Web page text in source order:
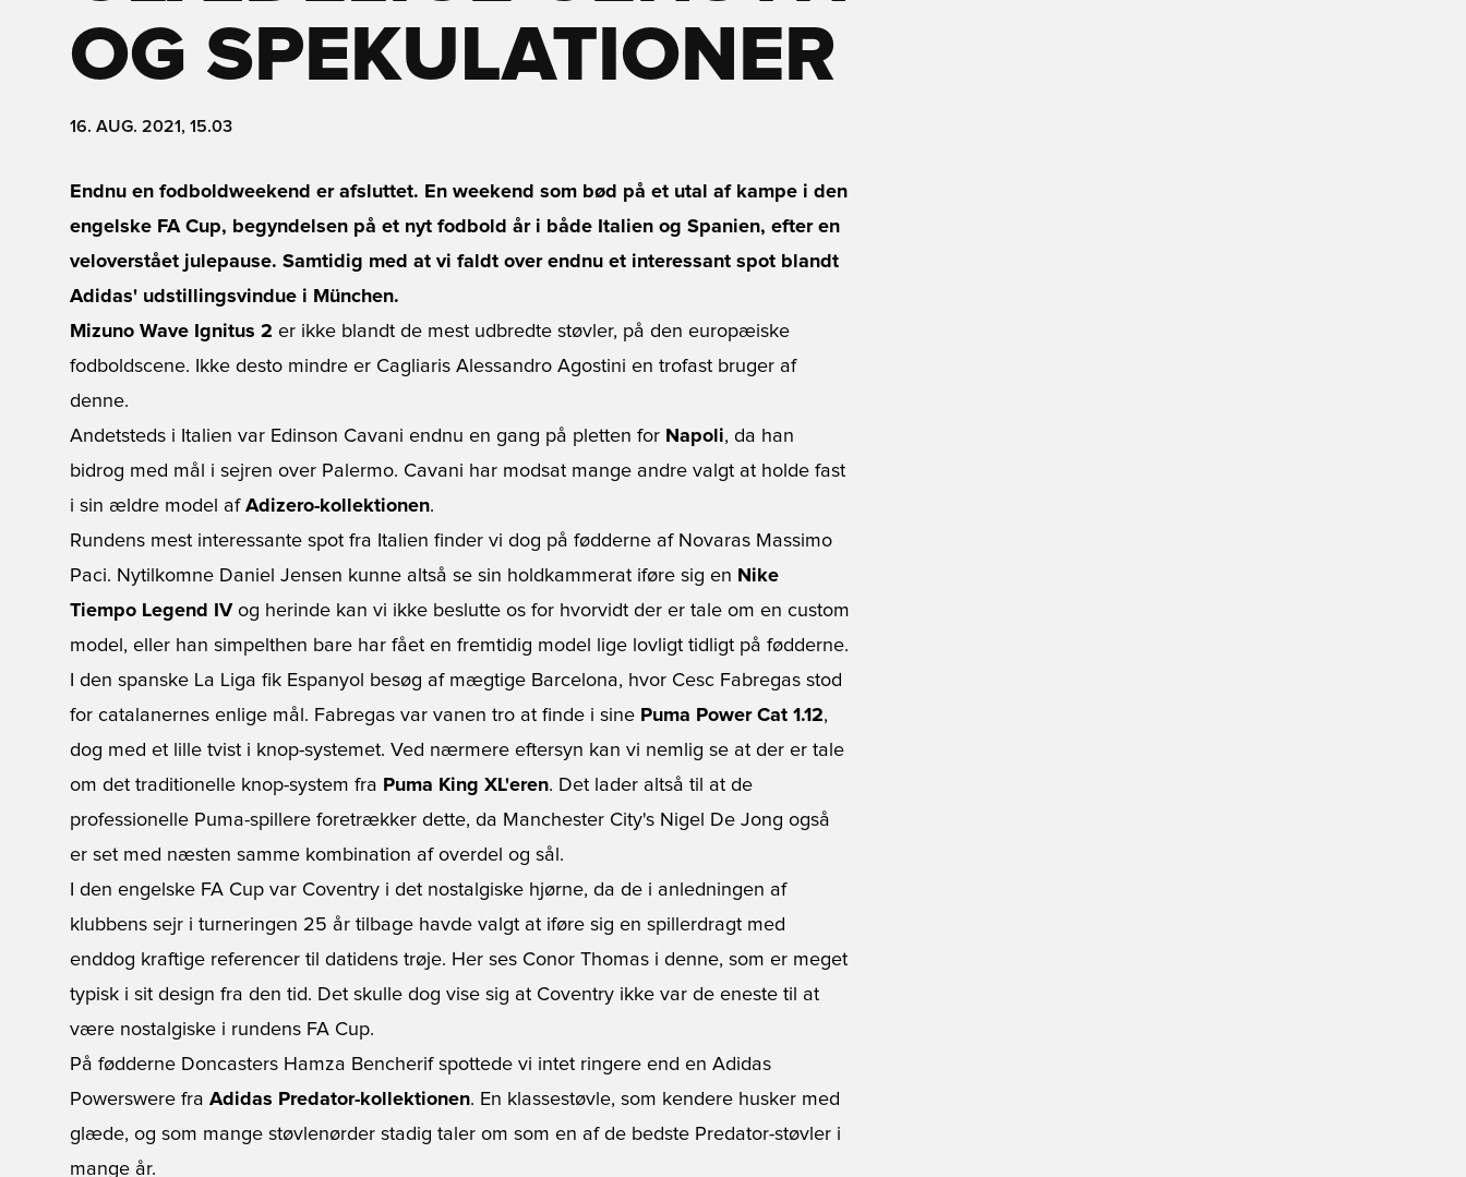
OG SPEKULATIONER
16. AUG. 2021, 15.03
Endnu en fodboldweekend er afsluttet. En weekend som bød på et utal af kampe i den
engelske FA Cup, begyndelsen på et nyt fodbold år i både Italien og Spanien, efter en
veloverstået julepause. Samtidig med at vi faldt over endnu et interessant spot blandt
Adidas' udstillingsvindue i München.
Mizuno Wave Ignitus 2 er ikke blandt de mest udbredte støvler, på den europæiske
fodboldscene. Ikke desto mindre er Cagliaris Alessandro Agostini en trofast bruger af
denne.
Andetsteds i Italien var Edinson Cavani endnu en gang på pletten for Napoli, da han
bidrog med mål i sejren over Palermo. Cavani har modsat mange andre valgt at holde fast
i sin ældre model af Adizero-kollektionen.
Rundens mest interessante spot fra Italien finder vi dog på fødderne af Novaras Massimo
Paci. Nytilkomne Daniel Jensen kunne altså se sin holdkammerat iføre sig en Nike
Tiempo Legend IVog herinde kan vi ikke beslutte os for hvorvidt der er tale om en custom
model, eller han simpelthen bare har fået en fremtidig model lige lovligt tidligt på fødderne.
I den spanske La Liga fik Espanyol besøg af mægtige Barcelona, hvor Cesc Fabregas stod
for catalanernes enlige mål. Fabregas var vanen tro at finde i sine Puma Power Cat 1.12,
dog med et lille tvist i knop-systemet. Ved nærmere eftersyn kan vi nemlig se at der er tale
om det traditionelle knop-system fra Puma King XL'eren. Det lader altså til at de
professionelle Puma-spillere foretrækker dette, da Manchester City's Nigel De Jong også
er set med næsten samme kombination af overdel og sål.
I den engelske FA Cup var Coventry i det nostalgiske hjørne, da de i anledningen af
klubbens sejr i turneringen 25 år tilbage havde valgt at iføre sig en spillerdragt med
enddog kraftige referencer til datidens trøje. Her ses Conor Thomas i denne, som er meget
typisk i sit design fra den tid. Det skulle dog vise sig at Coventry ikke var de eneste til at
være nostalgiske i rundens FA Cup.
På fødderne Doncasters Hamza Bencherif spottede vi intet ringere end en Adidas
Powerswere fra Adidas Predator-kollektionen. En klassestøvle, som kendere husker med
glæde, og som mange støvlenørder stadig taler om som en af de bedste Predator-støvler i
mange år.